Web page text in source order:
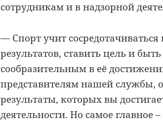
сотрудникам и в надзорной
— Спорт учит
результатов, ставить цель и
сообразительным в её
представителям нашей службы,
результаты, которых вы
деятельности. Но самое главное